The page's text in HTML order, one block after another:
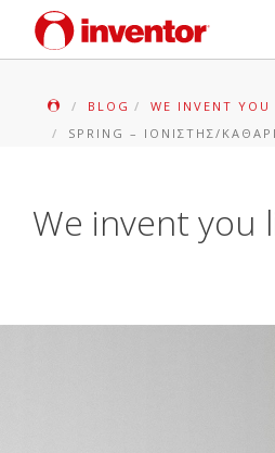
BLOG
WE INVENT YOU
SPRING – ΙΟΝΙΣΤΉΣ/
We invent you